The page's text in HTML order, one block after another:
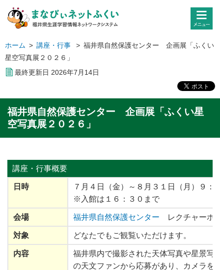
ホーム > 講座・行事 > 福井県自然保護センター 企画展「ふくい
星空写真展２０２６」
最終更新日 2026年7 月 14日
福井県自然保護センター 企画展「ふくい星
空写真展２０２６」
講座・行事概要
日時
７月４日（金）～８月３１日（月）９：
※入館は１６：３０まで
会場 福井県自然保護センター レクチャーホ
対象 どなたでもご観覧いただけます。
内容 福井県内で撮影された天体写真や星景写
の天文ファンから応募があり、カメラを